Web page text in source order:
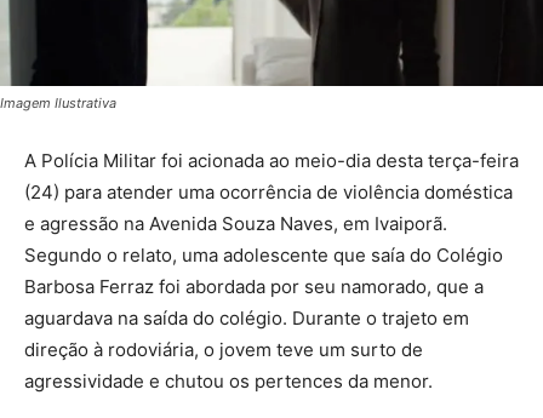
Imagem Ilustrativa
A Polícia Militar foi acionada ao meio-dia desta terça-feira
(24) para atender uma ocorrência de violência doméstica
e agressão na Avenida Souza Naves, em Ivaiporã.
Segundo o relato, uma adolescente que saía do Colégio
Barbosa Ferraz foi abordada por seu namorado, que a
aguardava na saída do colégio. Durante o trajeto em
direção à rodoviária, o jovem teve um surto de
agressividade e chutou os pertences da menor.